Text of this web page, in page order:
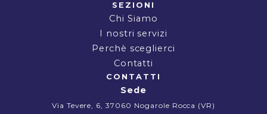
SEZIONI
Chi Siamo
Chi Siamo
I nostri servizi
Inostri servizi
Perchè sceglierci
Perchè sceglierci
Contatti
Contatti
CONTATTI
Sede
Via Tevere, 6, 37060 Nogarole Rocca (VR)